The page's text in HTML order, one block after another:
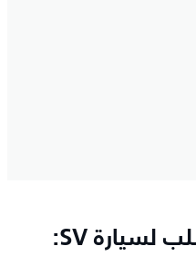
تخصيص حسب الطلب لسيارة SV: